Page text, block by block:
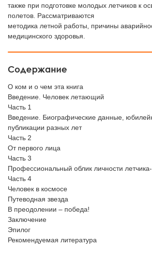
также при подготовке молодых летчиков к
полетов. Рассматриваются
методика летной работы, причины
медицинского здоровья.
Содержание
О ком и о чем эта книга
Введение. Человек летающий
Часть 1
Введение. Биографические данные,
публикации разных лет
Часть 2
От первого лица
Часть 3
Профессиональный облик личности
Часть 4
Человек в космосе
Путеводная звезда
В преодолении – победа!
Заключение
Эпилог
Рекомендуемая литература